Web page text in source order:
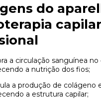
do
capilar
a nutrição dos fios;
a estrutura capilar;